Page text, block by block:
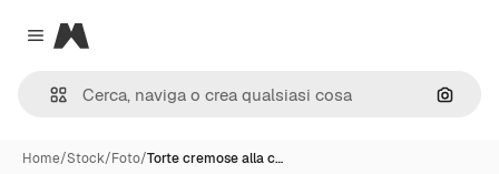
Close menu
Magnific
Cerca
Home/Stock/Foto/Torte cremose alla c…